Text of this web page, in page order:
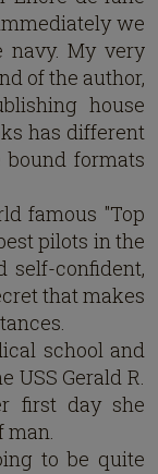
we
navy. My very
of the author,
house
has different
formats
famous "Top
pilots in the
self-confident,
that makes
school and
USS Gerald R.
first day she
man.
to be quite